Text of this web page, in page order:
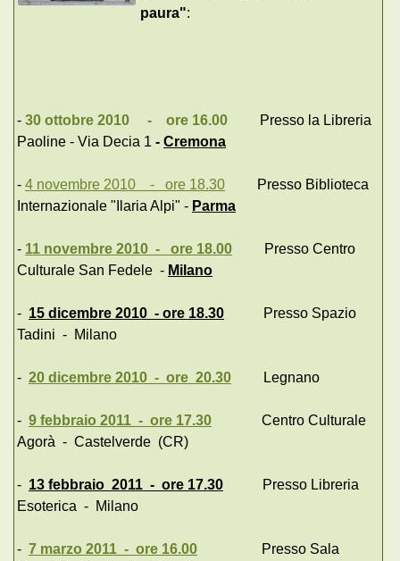
paura":
- 30 ottobre 2010 - ore 16.00
Presso la Libreria
Paoline - Via Decia 1 - Cremona
- 4 novembre 2010 - ore 18.30 Presso Biblioteca
Internazionale "Ilaria Alpi" - Parma
- 11 novembre 2010 - ore 18.00 Presso Centro
Culturale San Fedele - Milano
- 15 dicembre 2010 - ore 18.30 Presso Spazio
Tadini - Milano
- 20 dicembre 2010 - ore 20.30 Legnano
- 9 febbraio 2011 - ore 17.30 Centro Culturale
Agorà - Castelverde (CR)
- 13 febbraio 2011 - ore 17.30 Presso Libreria
Esoterica - Milano
- 7 marzo 2011 - ore 16.00 Presso Sala